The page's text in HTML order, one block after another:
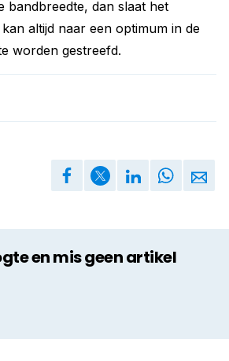
bandbreedte, dan slaat het
altijd naar een optimum in de
worden gestreefd.
en mis geen artikel